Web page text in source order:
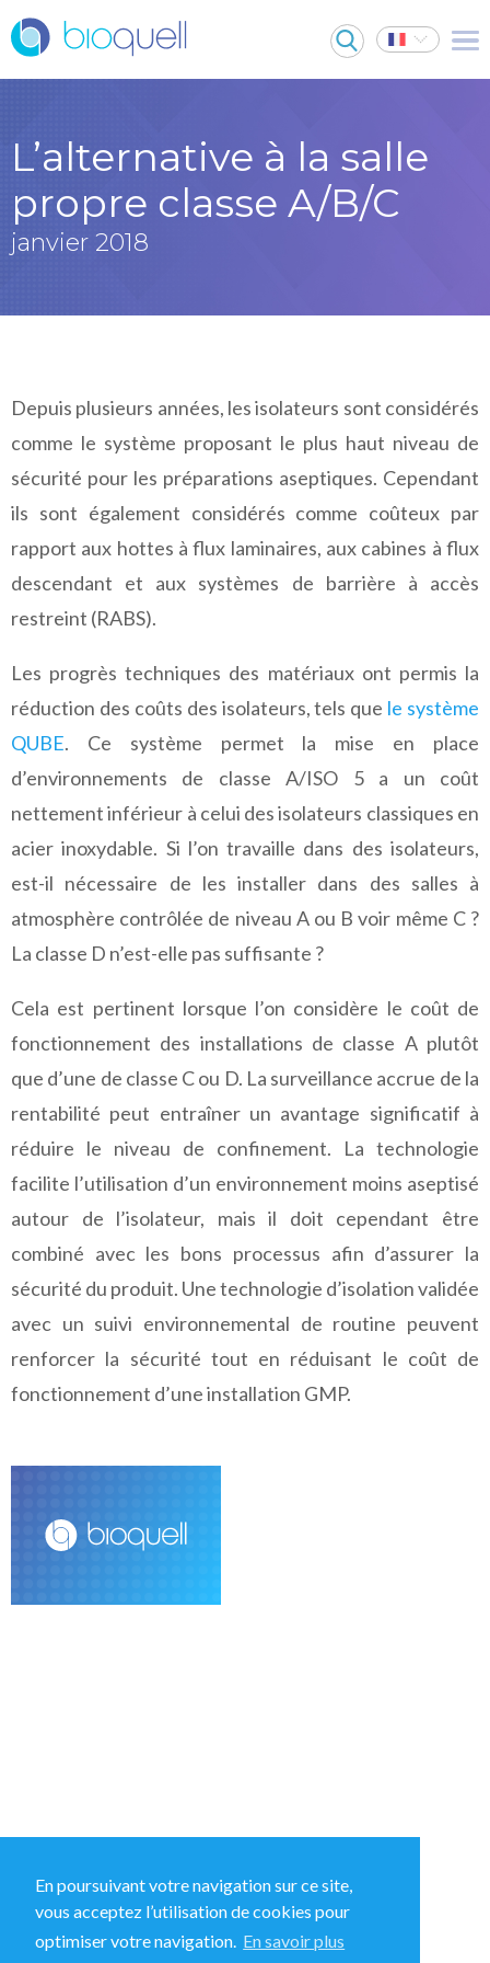
En poursuivant votre navigation sur ce site,
vous acceptez l’utilisation de cookies pour
optimiser votre navigation. En savoir plus
L’alternative à la salle
propre classe A/B/C
janvier 2018
Depuis plusieurs années, les isolateurs sont considérés
comme le système proposant le plus haut niveau de
sécurité pour les préparations aseptiques. Cependant
ils sont également considérés comme coûteux par
rapport aux hottes à flux laminaires, aux cabines à flux
descendant et aux systèmes de barrière à accès
restreint (RABS).
Les progrès techniques des matériaux ont permis la
réduction des coûts des isolateurs, tels que le système
QUBE. Ce système permet la mise en place
d’environnements de classe A/ISO 5 a un coût
nettement inférieur à celui des isolateurs classiques en
acier inoxydable. Si l’on travaille dans des isolateurs,
est-il nécessaire de les installer dans des salles à
atmosphère contrôlée de niveau A ou B voir même C ?
La classe D n’est-elle pas suffisante ?
Cela est pertinent lorsque l’on considère le coût de
fonctionnement des installations de classe A plutôt
que d’une de classe C ou D. La surveillance accrue de la
rentabilité peut entraîner un avantage significatif à
réduire le niveau de confinement. La technologie
facilite l’utilisation d’un environnement moins aseptisé
autour de l’isolateur, mais il doit cependant être
combiné avec les bons processus afin d’assurer la
sécurité du produit. Une technologie d’isolation validée
avec un suivi environnemental de routine peuvent
renforcer la sécurité tout en réduisant le coût de
fonctionnement d’une installation GMP.
+33 (0)1 43 78 15 94